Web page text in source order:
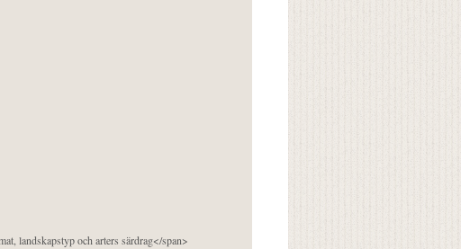
landskapstyp och arters särdrag</span>